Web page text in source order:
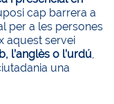
cap barrera a
per a les persones
aquest servei
l’anglès o l’urdú
una